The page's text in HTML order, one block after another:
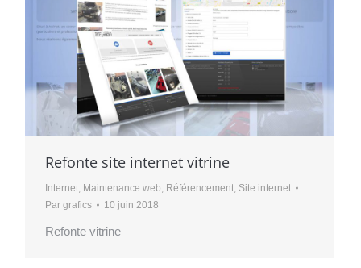
Refonte site internet vitrine
Internet Maintenance web Référencement Site internet
Pargrafics 10 juin 2018
Refonte vitrine